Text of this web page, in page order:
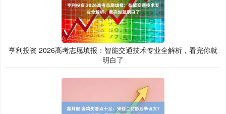
亨利投资 2026高考志愿填报：智能交通技术专业全解析，看完你就
明白了